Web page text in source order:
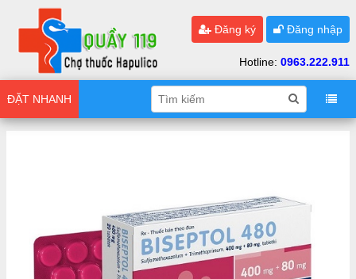
Đăng ký Đăng nhập
Hotline: 0963.222.911
ĐẶT NHANH